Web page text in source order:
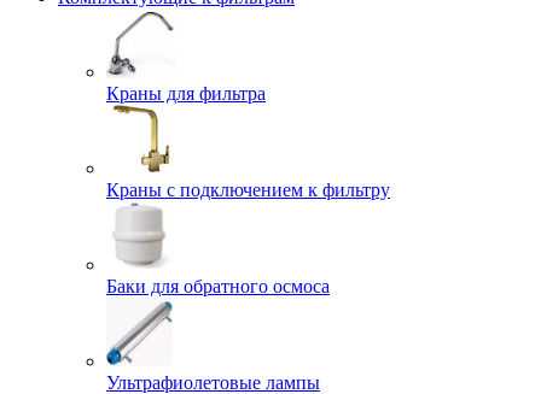
Краны для фильтра
Краны с подключением к фильтру
Баки для обратного осмоса
Ультрафиолетовые лампы